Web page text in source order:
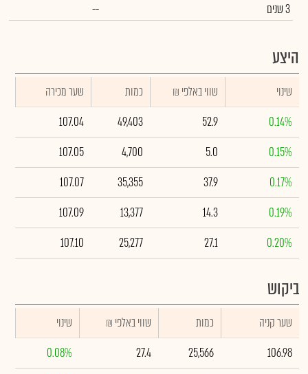
3 שנים
--
היצע
שינוי ₪ שווי באלפי כמות
שער מכירה
0.14%
52.9
49,403
107.04
0.15%
5.0
4,700
107.05
0.17%
37.9
35,355
107.07
0.19%
14.3
13,377
107.09
0.20%
27.1
25,277
107.10
ביקוש
שער קניה כמות ₪ שווי באלפי
שינוי
106.98
25,566
27.4
0.08%